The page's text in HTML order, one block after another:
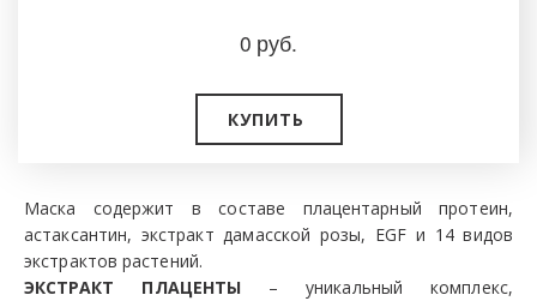
0 руб.
КУПИТЬ
Маска содержит в составе плацентарный протеин,
астаксантин, экстракт дамасской розы, EGF и 14 видов
экстрактов растений.
ЭКСТРАКТ ПЛАЦЕНТЫ – уникальный комплекс,